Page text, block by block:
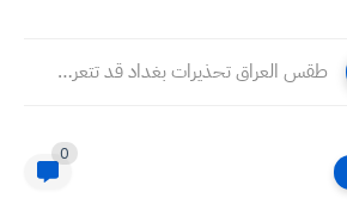
طقس العراق تحذيرات بغداد قد تتعرض لعاصفة رعدية شديدة ليلة...
0